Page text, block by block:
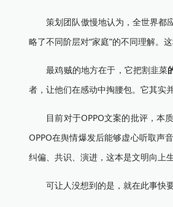
策划团队傲慢地认为，全世界都应
略了不同阶层对“家庭”的不同理解。
最鸡贼的地方在于，它把割韭菜
者，让他们在感动中掏腰包。它其实
目前对于OPPO文案的批评，本质
OPPO在舆情爆发后能够虚心听取声
纠偏、共识、演进，这本是文明向上
可让人没想到的是，就在此事快要